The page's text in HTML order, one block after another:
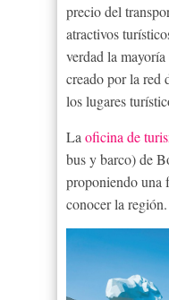
precio del
atractivos
verdad la
creado por la red
los lugares
La oficina de
bus y barco) de
proponiendo una
conocer la región.